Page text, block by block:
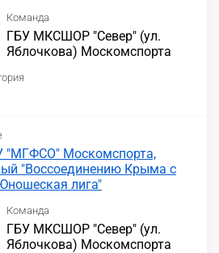
Команда
ГБУ МКСШОР "Север" (ул.
Яблочкова) Москомспорта
"МГФСО" Москомспорта,
"Воссоединению Крыма с
лига"
Команда
ГБУ МКСШОР "Север" (ул.
Яблочкова) Москомспорта